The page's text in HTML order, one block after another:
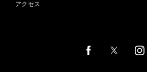
アクセス